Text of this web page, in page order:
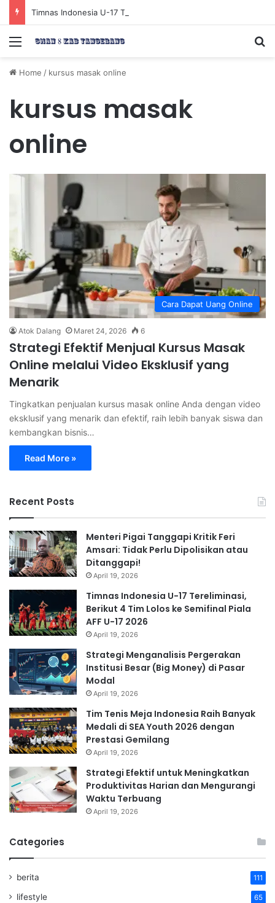
Menu
Home / kursus masak online
kursus masak
online
Cara Dapat Uang Online
Atok Dalang Maret 24, 2026 6
Strategi Efektif Menjual Kursus Masak
Online melalui Video Eksklusif yang
Menarik
Tingkatkan penjualan kursus masak online Anda dengan video
eksklusif yang menarik dan efektif, raih lebih banyak siswa dan
kembangkan bisnis…
Read More »
Recent Posts
Menteri Pigai Tanggapi Kritik Feri
Amsari: Tidak Perlu Dipolisikan atau
Ditanggapi!
April 19, 2026
Timnas Indonesia U-17 Tereliminasi,
Berikut 4 Tim Lolos ke Semifinal Piala
AFF U-17 2026
April 19, 2026
Strategi Menganalisis Pergerakan
Institusi Besar (Big Money) di Pasar
Modal
April 19, 2026
Tim Tenis Meja Indonesia Raih Banyak
Medali di SEA Youth 2026 dengan
Prestasi Gemilang
April 19, 2026
Strategi Efektif untuk Meningkatkan
Produktivitas Harian dan Mengurangi
Waktu Terbuang
April 19, 2026
Categories
berita 111
lifestyle 65